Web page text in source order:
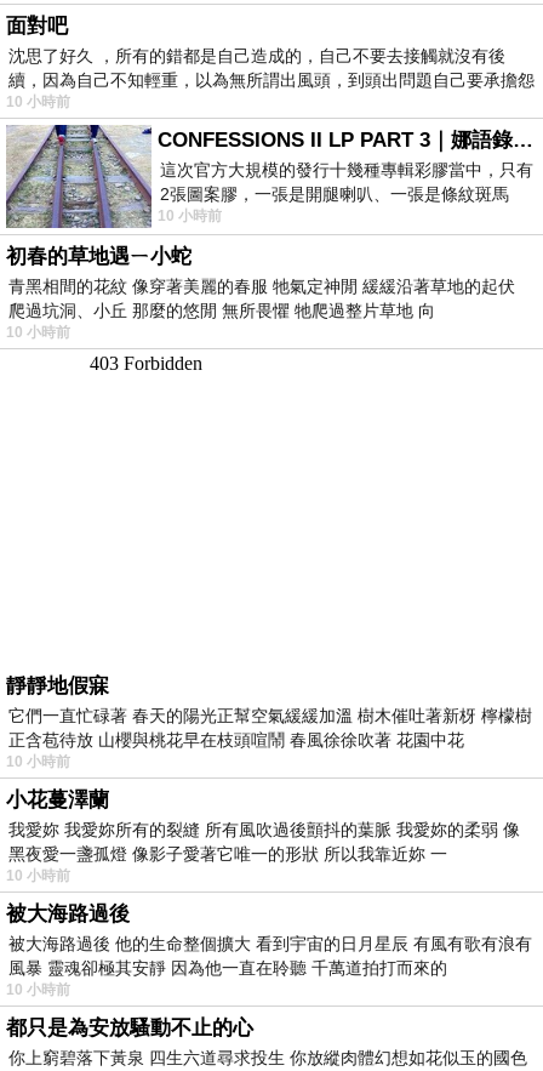
面對吧
沈思了好久 ，所有的錯都是自己造成的，自己不要去接觸就沒有後
續，因為自己不知輕重，以為無所謂出風頭，到頭出問題自己要承擔怨
不
10 小時前
CONFESSIONS II LP PART 3｜娜語錄II LP PART 3
這次官方大規模的發行十幾種專輯彩膠當中，只有
2張圖案膠，一張是開腿喇叭、一張是條紋斑馬
版；目前官網上只剩澳洲商店AU STORE
10 小時前
初春的草地遇ㄧ小蛇
青黑相間的花紋 像穿著美麗的春服 牠氣定神閒 緩緩沿著草地的起伏
爬過坑洞、小丘 那麼的悠閒 無所畏懼 牠爬過整片草地 向
10 小時前
靜靜地假寐
它們一直忙碌著 春天的陽光正幫空氣緩緩加溫 樹木催吐著新枒 檸檬樹
正含苞待放 山櫻與桃花早在枝頭喧鬧 春風徐徐吹著 花園中花
10 小時前
小花蔓澤蘭
我愛妳 我愛妳所有的裂縫 所有風吹過後顫抖的葉脈 我愛妳的柔弱 像
黑夜愛一盞孤燈 像影子愛著它唯一的形狀 所以我靠近妳 一
10 小時前
被大海路過後
被大海路過後 他的生命整個擴大 看到宇宙的日月星辰 有風有歌有浪有
風暴 靈魂卻極其安靜 因為他一直在聆聽 千萬道拍打而來的
10 小時前
都只是為安放騷動不止的心
你上窮碧落下黃泉 四生六道尋求投生 你放縱肉體幻想如花似玉的國色